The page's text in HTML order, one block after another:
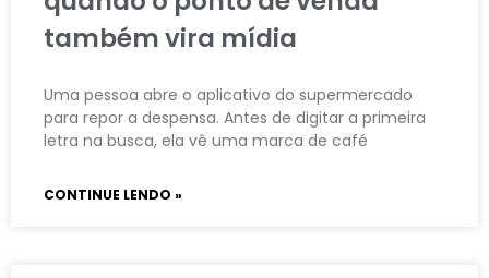
também vira mídia
Uma pessoa abre o aplicativo do supermercado
para repor a despensa. Antes de digitar a primeira
letra na busca, ela vê uma marca de café
CONTINUE LENDO »